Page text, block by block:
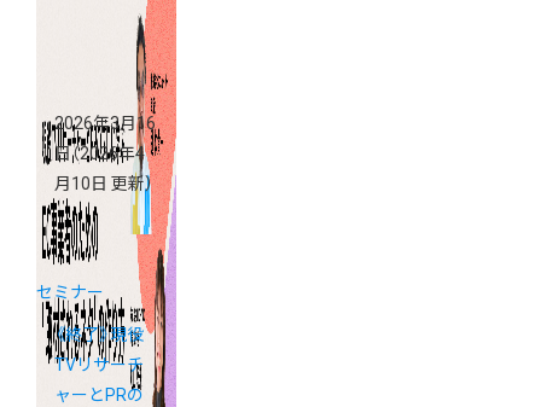
ミーショップ
支援金活用セ
2026年3月16
日 （2026年4
月10日 更新）
セミナー
《終了》現役
TVリサーチ
ャーとPRの